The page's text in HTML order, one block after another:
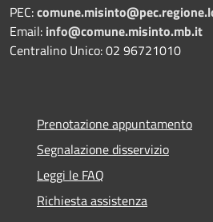
PEC:
Email: info@comune.misinto.mb.it
Centralino Unico: 02 96721010
Prenotazione appuntamento
Segnalazione disservizio
Leggi le FAQ
Richiesta assistenza